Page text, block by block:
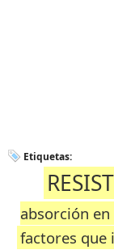
Etiquetas:
absorción
factores que